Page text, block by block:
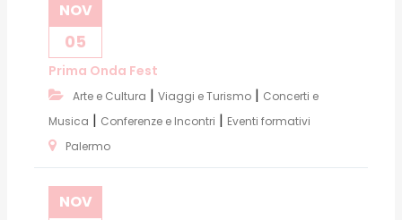
NOV
05
Prima Onda Fest
Arte e Cultura | Viaggi e Turismo | Concerti e
Musica | Conferenze e Incontri | Eventi formativi
Palermo
NOV